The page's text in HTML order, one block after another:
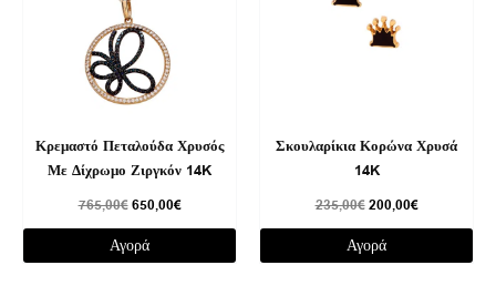
Κρεμαστό Πεταλούδα Χρυσός
Με Δίχρωμο Ζιργκόν 14K
765,00€650,00€
Αγορά
Σκουλαρίκια Κορώνα Χρυσά
14K
235,00€200,00€
Αγορά